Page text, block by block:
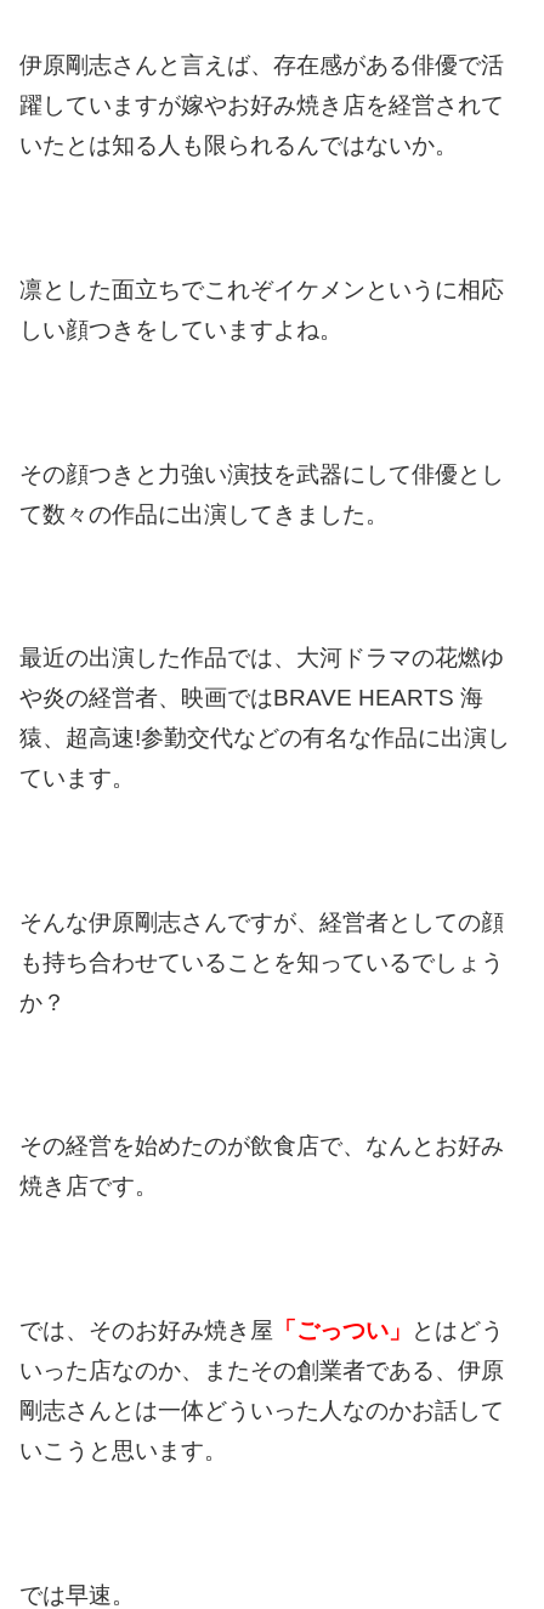
伊原剛志さんと言えば、存在感がある俳優で活
躍していますが嫁やお好み焼き店を経営されて
いたとは知る人も限られるんではないか。
凛とした面立ちでこれぞイケメンというに相応
しい顔つきをしていますよね。
その顔つきと力強い演技を武器にして俳優とし
て数々の作品に出演してきました。
最近の出演した作品では、大河ドラマの花燃ゆ
や炎の経営者、映画ではBRAVE HEARTS 海
猿、超高速!参勤交代などの有名な作品に出演し
ています。
そんな伊原剛志さんですが、経営者としての顔
も持ち合わせていることを知っているでしょう
か？
その経営を始めたのが飲食店で、なんとお好み
焼き店です。
では、そのお好み焼き屋 「ごっつい」
とはどう
いった店なのか、またその創業者である、伊原
剛志さんとは一体どういった人なのかお話して
いこうと思います。
では早速。